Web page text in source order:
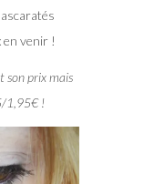
en venir !
son prix mais
1,95€ !